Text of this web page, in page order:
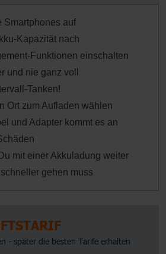
Smartphones auf
Kapazität nach
Funktionen einschalten
und nie ganz voll
Tanken!
Ort zum Aufladen wählen
und Adapter kommt es an
mit einer Akkuladung weiter
gehen muss